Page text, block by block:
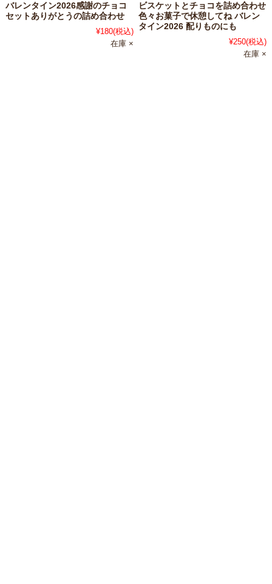
バレンタイン2026感謝のチョコ
セットありがとうの詰め合わせ
¥180(税込)
在庫 ×
ビスケットとチョコを詰め合わせ
色々お菓子で休憩してね バレン
タイン2026 配りものにも
¥250(税込)
在庫 ×